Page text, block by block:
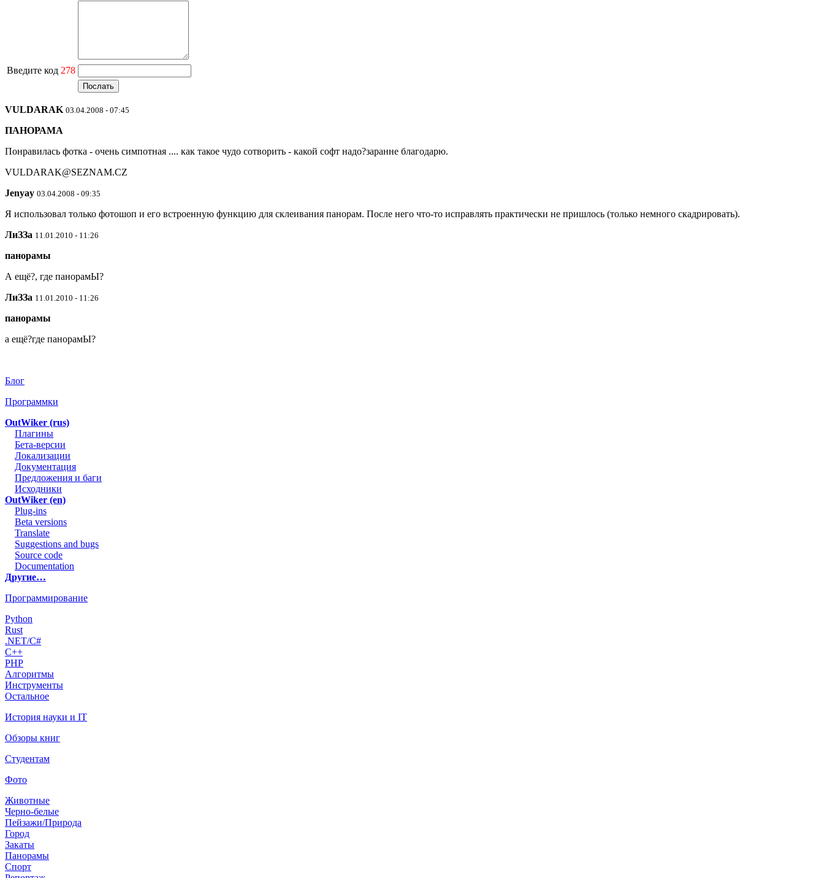
Введите код 278
VULDARAK 03.04.2008 - 07:45
ПАНОРАМА
Понравилась фотка - очень симпотная .... как такое чудо сотворить - какой софт надо?заранне благодарю.
VULDARAK@SEZNAM.CZ
Jenyay 03.04.2008 - 09:35
Я использовал только фотошоп и его встроенную функцию для склеивания панорам. После него что-то исправлять практически не пришлось (только немного скадрировать).
ЛиЗЗа 11.01.2010 - 11:26
панорамы
А ещё?, где панорамЫ?
ЛиЗЗа 11.01.2010 - 11:26
панорамы
а ещё?где панорамЫ?
Блог
Программки
OutWiker (rus)
Плагины
Бета-версии
Локализации
Документация
Предложения и баги
Исходники
OutWiker (en)
Plug-ins
Beta versions
Translate
Suggestions and bugs
Source code
Documentation
Другие…
Программирование
Python
Rust
.NET/C#
C++
PHP
Алгоритмы
Инструменты
Остальное
История науки и IT
Обзоры книг
Студентам
Фото
Животные
Черно-белые
Пейзажи/Природа
Город
Закаты
Панорамы
Спорт